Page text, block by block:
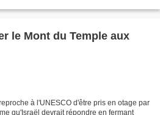
le Mont du Temple aux
à l'UNESCO d'être pris en otage par
qu'Israël devrait répondre en fermant